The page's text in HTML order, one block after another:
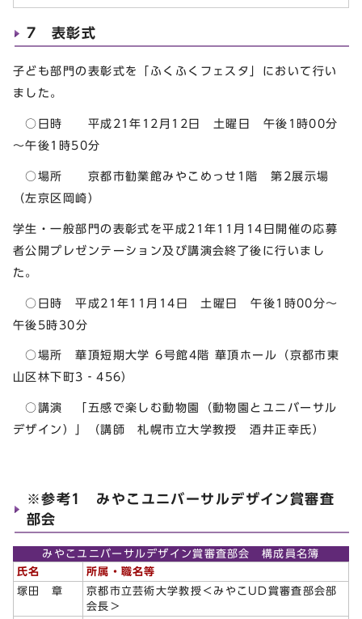
7 表彰式
子ども部門の表彰式を「ふくふくフェスタ」において行い
ました。
○日時 平成21年12月12日 土曜日 午後1時00分
～午後1時50分
○場所 京都市勧業館みやこめっせ1階 第2展示場
（左京区岡崎）
学生・一般部門の表彰式を平成21年11月14日開催の応募
者公開プレゼンテーション及び講演会終了後に行いまし
た。
○日時 平成21年11月14日 土曜日 午後1時00分～
午後5時30分
○場所 華頂短期大学 6号館4階 華頂ホール（京都市東
山区林下町3‐456）
○講演 「五感で楽しむ動物園（動物園とユニバーサル
デザイン）」（講師 札幌市立大学教授 酒井正幸氏）
※参考1 みやこユニバーサルデザイン賞審査
部会
みやこユニバーサルデザイン賞審査部会 構成員名簿
氏名
所属・職名等
塚田 章
京都市立芸術大学教授＜みやこUD賞審査部会部
会長＞